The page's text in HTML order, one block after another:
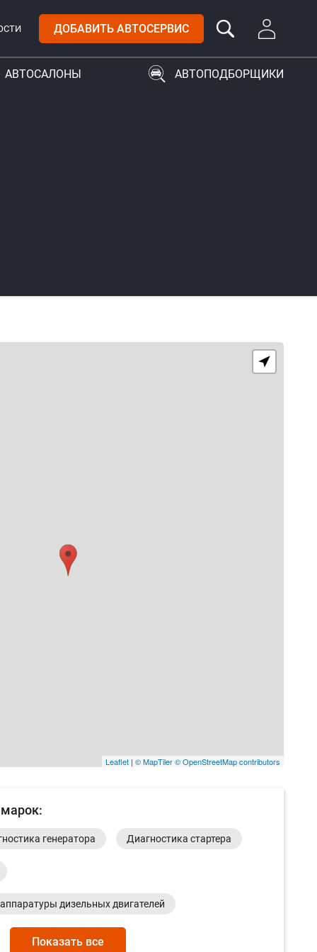
ДОБАВИТЬ АВТОСЕРВИС
АВТОСАЛОНЫ АВТОПОДБОРЩИКИ
Leaflet | © MapTiler© OpenStreetMap contributors
генератора Диагностика стартера
дизельных двигателей
Показать все